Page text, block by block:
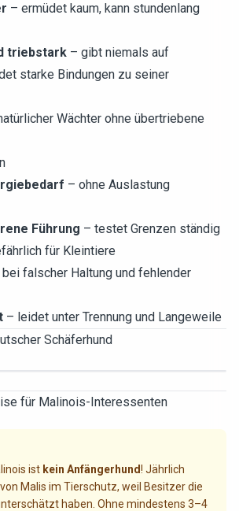
– ermüdet kaum, kann stundenlang
triebstark – gibt niemals auf
starke Bindungen zu seiner
Wächter ohne übertriebene
– ohne Auslastung
Führung – testet Grenzen ständig
für Kleintiere
bei falscher Haltung und fehlender
– leidet unter Trennung und Langeweile
Schäferhund
für Malinois-Interessenten
ist kein Anfängerhund! Jährlich
Malis im Tierschutz, weil Besitzer die
haben. Ohne mindestens 3–4